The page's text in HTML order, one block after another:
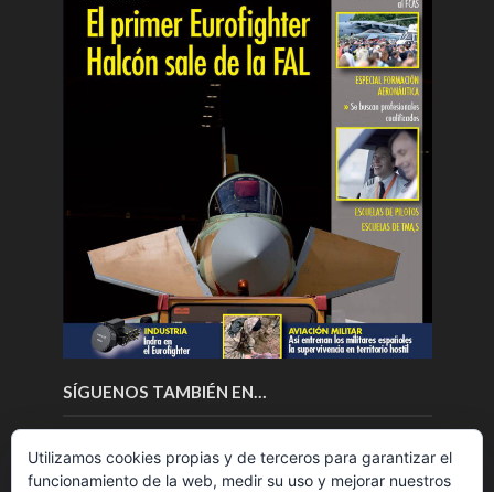
SÍGUENOS TAMBIÉN EN…
Utilizamos cookies propias y de terceros para garantizar el
funcionamiento de la web, medir su uso y mejorar nuestros